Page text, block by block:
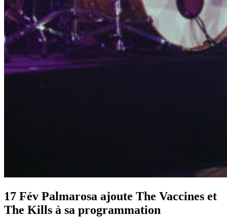
17 Fév Palmarosa ajoute The Vaccines et
The Kills à sa programmation